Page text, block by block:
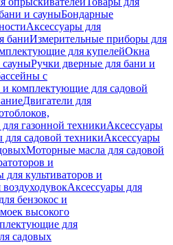
и сауныБондарные
Аксессуары для
баниИзмерительные приборы для
для купелейОкна
сауныРучки дверные для бани и
с
и комплектующие для садовой
Двигатели для
газонной техникиАксессуары
для садовой техникиАксессуары
Моторные масла для садовой
и
для культиваторов и
Аксессуары для
бензокос и
высокого
для
садовых